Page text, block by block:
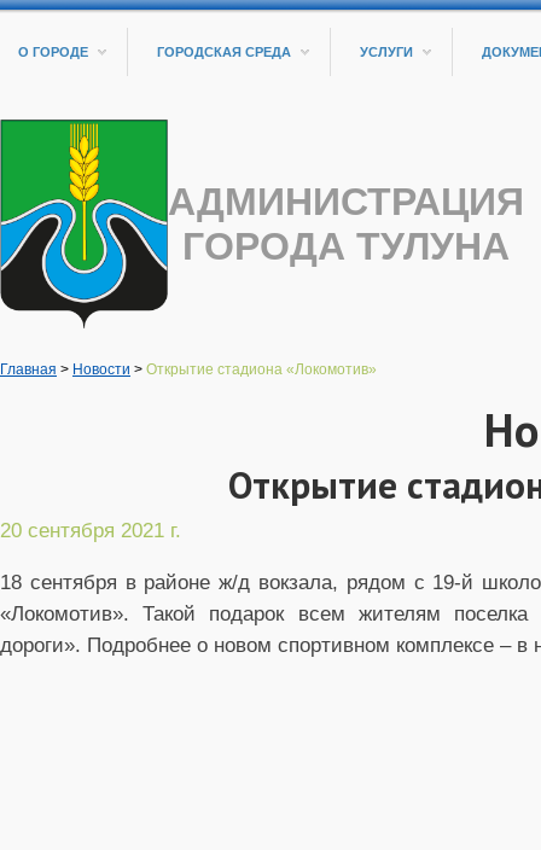
О ГОРОДЕ ГОРОДСКАЯ СРЕДА УСЛУГИ
АДМИНИСТРАЦИЯ
ГОРОДА ТУЛУНА
Главная > Новости > Открытие стадиона «Локомотив»
Открытие
20 сентября 2021 г.
18 сентября в районе ж/д вокзала, рядом с 19-й
«Локомотив». Такой подарок всем жителям
дороги». Подробнее о новом спортивном комплексе –